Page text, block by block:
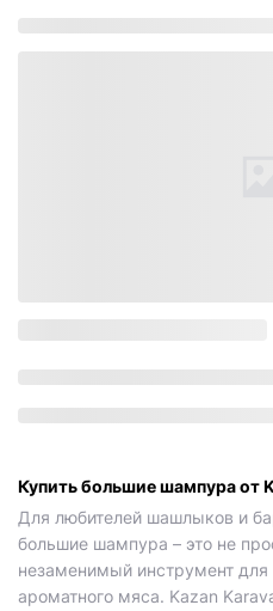
Купить большие шампура от
Для любителей шашлыков и
большие шампура – это не
незаменимый инструмент для
ароматного мяса. Kazan